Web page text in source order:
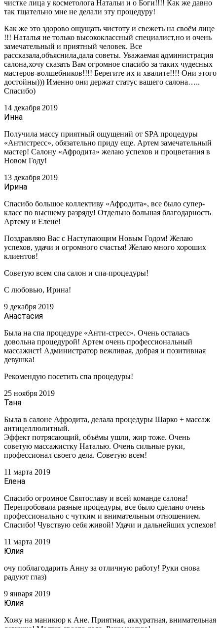
чистке лица у косметолога Натальи и о Боги!!!! Как же давно
так тщательно мне не делали эту процедуру!
Как же это здорово ощущать чистоту и свежеть на своём лице
!!! Наталья не только высококлассный специалист,но и очень
замечательный и приятный человек. Все
рассказала,объяснила,дала советы. Уважаемая администрация
салона,хочу сказать Вам огромное спасибо за таких чудесных
мастеров-волшебников!!!! Берегите их и хвалите!!!! Они этого
достойны))) Именно они держат статус вашего салона…..
Спасибо)
14 декабря 2019
Инна
Получила массу приятный ощущений от SPA процедуры
«Антистресс», обязательно приду еще. Артем замечательный
мастер! Салону «Афродита» желаю успехов и процветания в
Новом Году!
13 декабря 2019
Ирина
Спасибо большое коллективу «Афродита», все было супер-
класс по высшему разряду! Отдельно большая благодарность
Артему и Елене!
Поздравляю Вас с Наступающим Новым Годом! Желаю
успехов, удачи и огромного счастья! Желаю много хороших
клиентов!
Советую всем спа салон и спа-процедуры!
С любовью, Ирина!
9 декабря 2019
Анастасия
Была на спа процедуре «Анти-стресс». Очень осталась
довольна процедурой! Артем очень профессиональный
массажист! Администратор вежливая, добрая и позитивная
девушка!
Рекомендую посетить спа процедуры!
25 ноября 2019
Таня
Была в салоне Афродита, делала процедуры Шарко + массаж
антицеллюлитный.
Эффект потрясающий, объёмы ушли, жир тоже. Очень
советую массажистку Наталью. Очень сильные руки,
профессионал своего дела. Советую всем!
11 марта 2019
Елена
Спасибо огромное Святославу и всей команде салона!
Перепробовала разные процедуры, все было сделано очень
профессионально с чутким и внимательным отношением.
Спасибо! Чувствую себя живой! Удачи и дальнейших успехов!
11 марта 2019
Юлия
очу поблагодарить Анну за отличную работу! Руки снова
радуют глаз)
9 января 2019
Юлия
Хожу на маникюр к Ане. Приятная, аккуратная, внимательная